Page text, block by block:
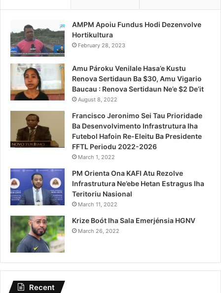
AMPM Apoiu Fundus Hodi Dezenvolve
Hortikultura
February 28, 2023
Amu Pároku Venilale Hasa’e Kustu
Renova Sertidaun Ba $30, Amu Vigario
Baucau : Renova Sertidaun Ne’e $2 De’it
August 8, 2022
Francisco Jeronimo Sei Tau Prioridade
Ba Desenvolvimento Infrastrutura Iha
Futebol Hafoin Re-Eleitu Ba Presidente
FFTL Periodu 2022-2026
March 1, 2022
PM Orienta Ona KAFI Atu Rezolve
Infrastrutura Ne’ebe Hetan Estragus Iha
Teritoriu Nasional
March 11, 2022
Krize Boót Iha Sala Emerjénsia HGNV
March 26, 2022
Recent